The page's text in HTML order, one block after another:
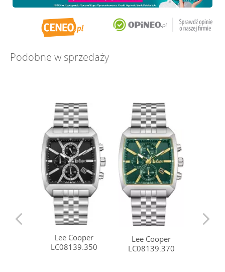
Podobne w sprzedaży
Lee Cooper
LC08139.350
Lee Cooper
LC08139.370